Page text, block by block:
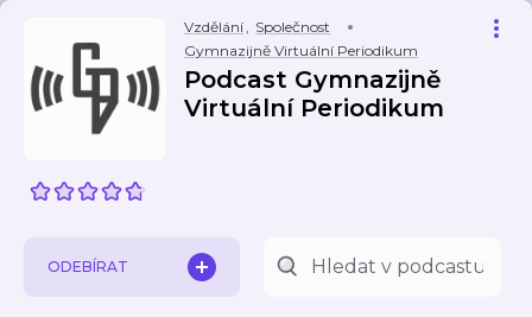
Vzdělání, Společnost
Gymnazijně Virtuální Periodikum
Podcast Gymnazijně
Virtuální Periodikum
ODEBÍRAT